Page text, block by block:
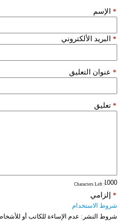
الإسم *
البريد الألكتروني *
عنوان التعليق *
تعليق *
: Characters Left
إلزامي *
شروط الاستخدام
شروط النشر: عدم الإساءة للكاتب أو